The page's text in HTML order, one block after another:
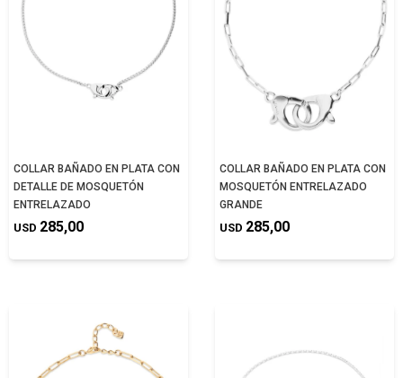
COLLAR BAÑADO EN PLATA CON
DETALLE DE MOSQUETÓN
ENTRELAZADO
USD 285,00
COLLAR BAÑADO EN PLATA CON
MOSQUETÓN ENTRELAZADO
GRANDE
USD 285,00